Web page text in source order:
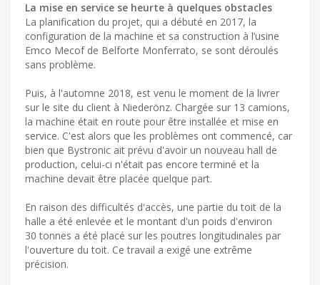
La mise en service se heurte à quelques obstacles
La planification du projet, qui a débuté en 2017, la
configuration de la machine et sa construction à l’usine
Emco Mecof de Belforte Monferrato, se sont déroulés
sans problème.
Puis, à l'automne 2018, est venu le moment de la livrer
sur le site du client à Niederönz. Chargée sur 13 camions,
la machine était en route pour être installée et mise en
service. C'est alors que les problèmes ont commencé, car
bien que Bystronic ait prévu d'avoir un nouveau hall de
production, celui-ci n'était pas encore terminé et la
machine devait être placée quelque part.
En raison des difficultés d'accès, une partie du toit de la
halle a été enlevée et le montant d'un poids d'environ
30 tonnes a été placé sur les poutres longitudinales par
l'ouverture du toit. Ce travail a exigé une extrême
précision.